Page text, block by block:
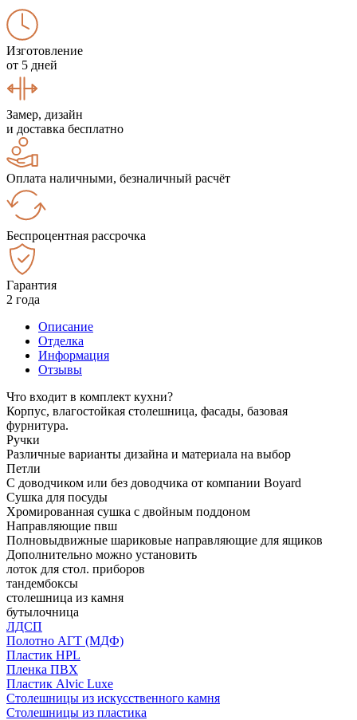
Изготовление
от 5 дней
Замер, дизайн
и доставка бесплатно
Оплата наличными, безналичный расчёт
Беспроцентная рассрочка
Гарантия
2 года
Описание
Отделка
Информация
Отзывы
Что входит в комплект кухни?
Корпус, влагостойкая столешница, фасады, базовая
фурнитура.
Ручки
Различные варианты дизайна и материала на выбор
Петли
С доводчиком или без доводчика от компании Boyard
Сушка для посуды
Хромированная сушка с двойным поддоном
Направляющие пвш
Полновыдвижные шариковые направляющие для ящиков
Дополнительно можно установить
лоток для стол. приборов
тандембоксы
столешница из камня
бутылочница
ЛДСП
Полотно АГТ (МДФ)
Пластик HPL
Пленка ПВХ
Пластик Alvic Luxe
Столешницы из искусственного камня
Столешницы из пластика